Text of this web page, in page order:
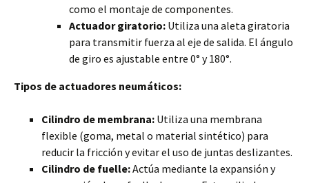
como el montaje de componentes.
Actuador giratorio: Utiliza una aleta giratoria
para transmitir fuerza al eje de salida. El ángulo
de giro es ajustable entre 0° y 180°.
Tipos de actuadores neumáticos:
Cilindro de membrana: Utiliza una membrana
flexible (goma, metal o material sintético) para
reducir la fricción y evitar el uso de juntas deslizantes.
Cilindro de fuelle:Actúa mediante la expansión y